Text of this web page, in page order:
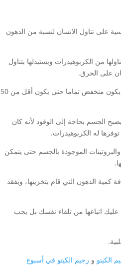
على تناول الانسان لنسبة من الدهون
من الكربوهيدرات ويستبدلها بتناول
على الحرق.
وتناول الكربوهيدرات في هذا النظام يكون منخفض تماما حتى يكون أقل من 50
الجسم بحاجة إلى الوقود لأنه كان
له الكربوهيدرات.
الموجودة بالجسم حتى يتمكن
الدهون التي قام بتخزينها، ويفقد
عليك اتباعها من تلقاء نفسك بل يجب
الكيتو و رجيم الكيتو في أسبوع